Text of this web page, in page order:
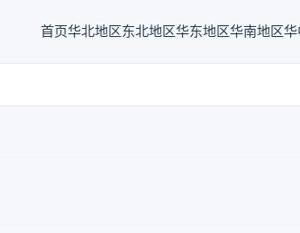
首页华北地区东北地区华东地区华南地区华